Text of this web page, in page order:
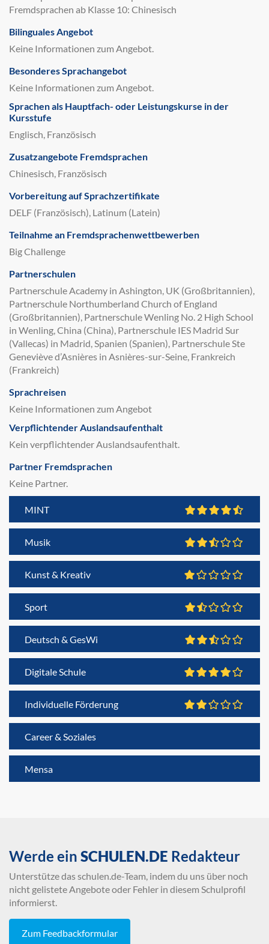
Fremdsprachen ab Klasse 10: Chinesisch
Bilinguales Angebot
Keine Informationen zum Angebot.
Besonderes Sprachangebot
Keine Informationen zum Angebot.
Sprachen als Hauptfach- oder Leistungskurse in der
Kursstufe
Englisch, Französisch
Zusatzangebote Fremdsprachen
Chinesisch, Französisch
Vorbereitung auf Sprachzertifikate
DELF (Französisch), Latinum (Latein)
Teilnahme an Fremdsprachenwettbewerben
Big Challenge
Partnerschulen
Partnerschule Academy in Ashington, UK (Großbritannien),
Partnerschule Northumberland Church of England
(Großbritannien), Partnerschule Wenling No. 2 High School
in Wenling, China (China), Partnerschule IES Madrid Sur
(Vallecas) in Madrid, Spanien (Spanien), Partnerschule Ste
Geneviève d’Asnières in Asnières-sur-Seine, Frankreich
(Frankreich)
Sprachreisen
Keine Informationen zum Angebot
Verpflichtender Auslandsaufenthalt
Kein verpflichtender Auslandsaufenthalt.
Partner Fremdsprachen
Keine Partner.
MINT
Musik
Kunst & Kreativ
Sport
Deutsch & GesWi
Digitale Schule
Individuelle Förderung
Career & Soziales
Mensa
Werde ein SCHULEN.DE Redakteur
Unterstütze das schulen.de-Team, indem du uns über noch
nicht gelistete Angebote oder Fehler in diesem Schulprofil
informierst.
Zum Feedbackformular